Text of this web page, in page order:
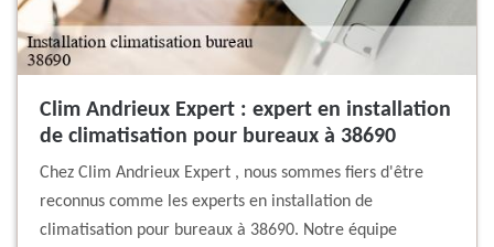
Clim Andrieux Expert : expert en installation
de climatisation pour bureaux à 38690
Chez Clim Andrieux Expert , nous sommes fiers d'être
reconnus comme les experts en installation de
climatisation pour bureaux à 38690. Notre équipe